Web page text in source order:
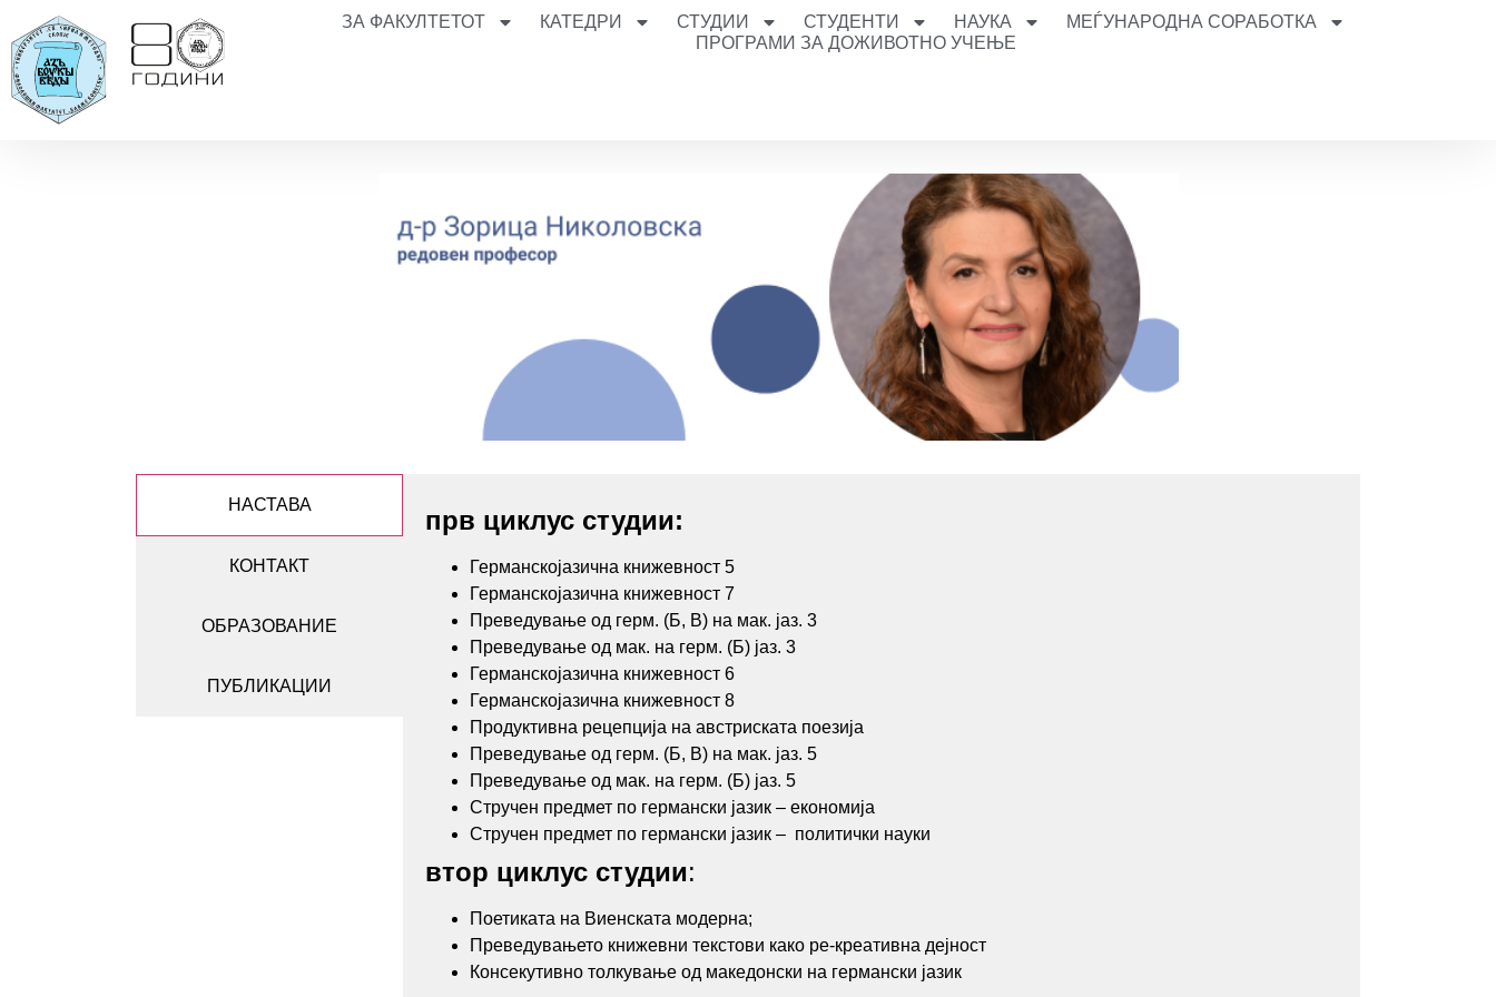
ЗА ФАКУЛТЕТОТ КАТЕДРИ СТУДИИ СТУДЕНТИ НАУКА
МЕЃУНАРОДНА СОРАБОТКА
ПРОГРАМИ ЗА ДОЖИВОТНО УЧЕЊЕ
НАСТАВА
КОНТАКТ
ОБРАЗОВАНИЕ
ПУБЛИКАЦИИ
прв циклус студии:
Германскојазична книжевност 5
Германскојазична книжевност 7
Преведување од герм. (Б, В) на мак. јаз. 3
Преведување од мак. на герм. (Б) јаз. 3
Германскојазична книжевност 6
Германскојазична книжевност 8
Продуктивна рецепција на австриската поезија
Преведување од герм. (Б, В) на мак. јаз. 5
Преведување од мак. на герм. (Б) јаз. 5
Стручен предмет по германски јазик – економија
Стручен предмет по германски јазик – политички науки
втор циклус студии:
Поетиката на Виенската модерна;
Преведувањето книжевни текстови како ре-креативна дејност
Консекутивно толкување од македонски на германски јазик